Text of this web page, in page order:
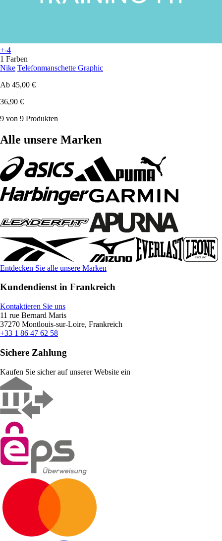
+-4
1 Farben
Nike Telefonmanschette Graphic
Ab 45,00 €
36,90 €
9 von 9 Produkten
Alle unsere Marken
Entdecken Sie alle unsere Marken
Kundendienst in Frankreich
Kontaktieren Sie uns
11 rue Bernard Maris
37270 Montlouis-sur-Loire, Frankreich
+33 1 86 47 62 58
Sichere Zahlung
Kaufen Sie sicher auf unserer Website ein